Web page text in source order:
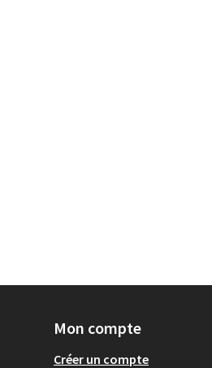
Mon compte
Créer un compte